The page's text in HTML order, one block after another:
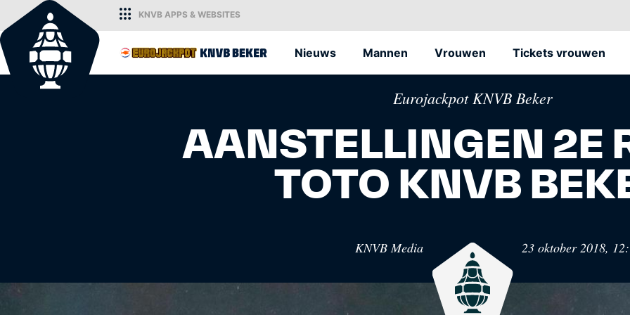
KNVB APPS & WEBSITES
Home Nieuws Mannen Vrouwen Tickets vrouwen
Oranjefans.
Eurojackpot KNVB Beker
AANSTELLINGEN 2E
TOTO KNVB
KNVB Media 23 oktober 2018,